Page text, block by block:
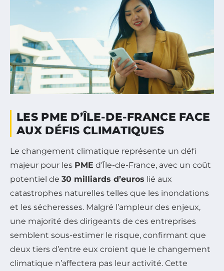
LES PME D’ÎLE-DE-FRANCE FACE
AUX DÉFIS CLIMATIQUES
Le changement climatique représente un défi
majeur pour les PME d’Île-de-France, avec un coût
potentiel de 30 milliards d’euros lié aux
catastrophes naturelles telles que les inondations
et les sécheresses. Malgré l’ampleur des enjeux,
une majorité des dirigeants de ces entreprises
semblent sous-estimer le risque, confirmant que
deux tiers d’entre eux croient que le changement
climatique n’affectera pas leur activité. Cette